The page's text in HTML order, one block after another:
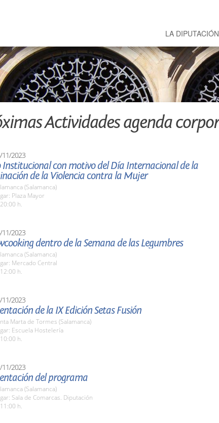
LA DIPUTACIÓN
Actividades agenda
11/2023
Institucional con motivo del Día Internacional de la
de la Violencia contra la Mujer
(Salamanca)
Plaza Mayor
h.
11/2023
dentro de la Semana de las Legumbres
(Salamanca)
Mercado Central
h.
11/2023
de la IX Edición Setas Fusión
Marta de Tormes (Salamanca)
Escuela Hostelería
h.
11/2023
del programa
(Salamanca)
Sala de Comarcas. Diputación
h.